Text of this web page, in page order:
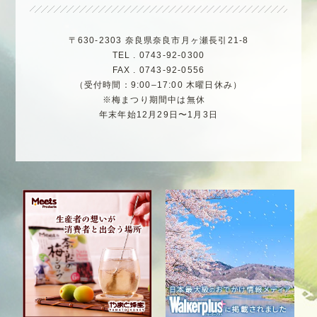
〒630-2303 奈良県奈良市月ヶ瀬長引21-8
TEL . 0743-92-0300
FAX . 0743-92-0556
（受付時間：9:00–17:00 木曜日休み）
※梅まつり期間中は無休
年末年始12月29日〜1月3日